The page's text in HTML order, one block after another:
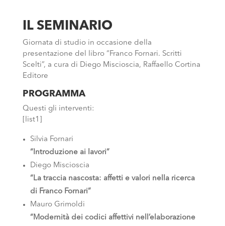
IL SEMINARIO
Giornata di studio in occasione della
presentazione del libro “Franco Fornari. Scritti
Scelti”, a cura di Diego Miscioscia, Raffaello Cortina
Editore
PROGRAMMA
Questi gli interventi:
[list1]
Silvia Fornari
“Introduzione ai lavori”
Diego Miscioscia
“La traccia nascosta: affetti e valori nella ricerca
di Franco Fornari”
Mauro Grimoldi
“Modernità dei codici affettivi nell’elaborazione